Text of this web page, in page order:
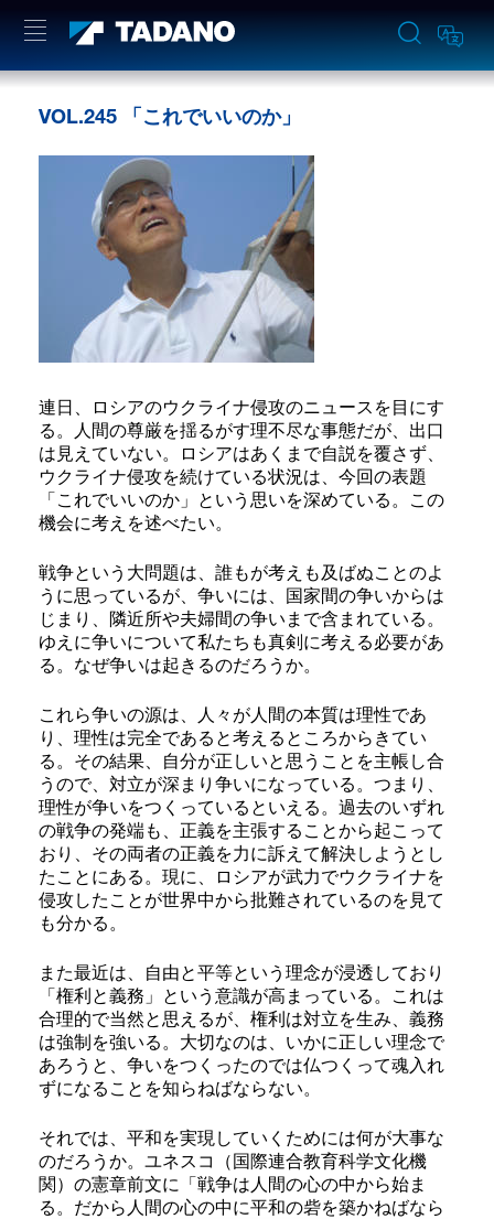
VOL.245 「これでいいのか」
連日、ロシアのウクライナ侵攻のニュースを目にす
る。人間の尊厳を揺るがす理不尽な事態だが、出口
は見えていない。ロシアはあくまで自説を覆さず、
ウクライナ侵攻を続けている状況は、今回の表題
「これでいいのか」という思いを深めている。この
機会に考えを述べたい。
戦争という大問題は、誰もが考えも及ばぬことのよ
うに思っているが、争いには、国家間の争いからは
じまり、隣近所や夫婦間の争いまで含まれている。
ゆえに争いについて私たちも真剣に考える必要があ
る。なぜ争いは起きるのだろうか。
これら争いの源は、人々が人間の本質は理性であ
り、理性は完全であると考えるところからきてい
る。その結果、自分が正しいと思うことを主帳し合
うので、対立が深まり争いになっている。つまり、
理性が争いをつくっているといえる。過去のいずれ
の戦争の発端も、正義を主張することから起こって
おり、その両者の正義を力に訴えて解決しようとし
たことにある。現に、ロシアが武力でウクライナを
侵攻したことが世界中から批難されているのを見て
も分かる。
また最近は、自由と平等という理念が浸透しており
「権利と義務」という意識が高まっている。これは
合理的で当然と思えるが、権利は対立を生み、義務
は強制を強いる。大切なのは、いかに正しい理念で
あろうと、争いをつくったのでは仏つくって魂入れ
ずになることを知らねばならない。
それでは、平和を実現していくためには何が大事な
のだろうか。ユネスコ（国際連合教育科学文化機
関）の憲章前文に「戦争は人間の心の中から始ま
る。だから人間の心の中に平和の砦を築かねばなら